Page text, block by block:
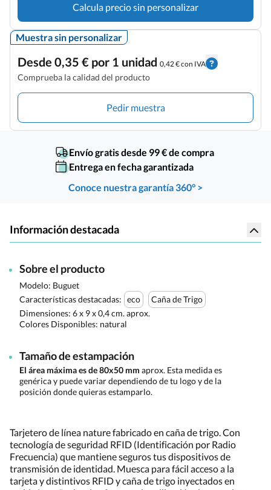
Calcula precio sin personalizar
Muestra sin personalizar
Desde 0,35 € por 1 unidad 0,42 € con IVA
Comprueba la calidad del producto
Pedir muestra
Envío gratis desde 99 € de compra
Entrega en fecha garantizada
Conoce nuestra garantía 360° >
Información destacada
Sobre el producto
Modelo: Buguet
Características destacadas: eco
Caña de Trigo
Dimensiones: 6 x 9 x 0,4 cm. aprox.
Colores Disponibles: natural
Tamaño de estampación
El área máxima es de 80x50 mm aprox. Esta medida es
genérica y puede variar dependiendo de tu logo y de la
posición donde quieras estamparlo.
Tarjetero de línea nature fabricado en caña de trigo. Con
tecnología de seguridad RFID (Identificación por Radio
Frecuencia) que mantiene seguros tus dispositivos de
transmisión de identidad. Muesca para fácil acceso a la
tarjeta y distintivos RFID y caña de trigo inyectados en